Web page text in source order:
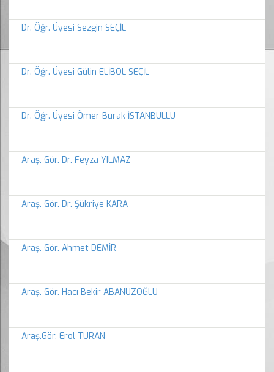
Dr. Öğr. Üyesi Sezgin SEÇİL
Dr. Öğr. Üyesi Gülin ELİBOL SEÇİL
Dr. Öğr. Üyesi Ömer Burak İSTANBULLU
Araş. Gör. Dr. Feyza YILMAZ
Araş. Gör. Dr. Şükriye KARA
Araş. Gör. Ahmet DEMİR
Araş. Gör. Hacı Bekir ABANUZOĞLU
Araş.Gör. Erol TURAN